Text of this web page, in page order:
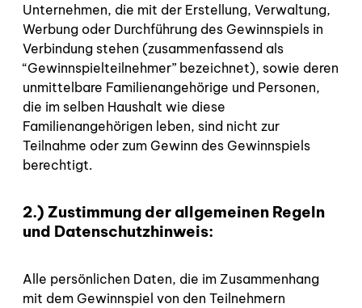
Unternehmen, die mit der Erstellung, Verwaltung,
Werbung oder Durchführung des Gewinnspiels in
Verbindung stehen (zusammenfassend als
“Gewinnspielteilnehmer” bezeichnet), sowie deren
unmittelbare Familienangehörige und Personen,
die im selben Haushalt wie diese
Familienangehörigen leben, sind nicht zur
Teilnahme oder zum Gewinn des Gewinnspiels
berechtigt.
2.) Zustimmung der allgemeinen Regeln
und Datenschutzhinweis:
Alle persönlichen Daten, die im Zusammenhang
mit dem Gewinnspiel von den Teilnehmern